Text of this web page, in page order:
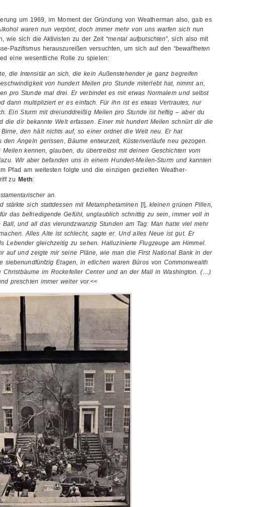
um 1969, im Moment der Gründung von Weatherman also, gab es
waren nun verpönt, doch immer mehr von uns warfen sich nun
wie sich die Aktivisten zu der Zeit “mental aufputschten”, sich also mit
Pazifismus herauszureißen versuchten, um sich auf den “bewaffneten
eine wesentliche Rolle zu spielen:
die Intensität an sich, die kein Außenstehender je ganz begreifen
von hundert Meilen pro Stunde miterlebt hat, nimmt an,
pro Stunde mal drei. Er verbindet es mit etwas Normalem und selbst
dann multipliziert er es einfach. Für ihn ist es etwas Vertrautes, nur
Ein Sturm mit dreiunddreißig Meilen pro Stunde ist heftig – aber du
die dir bekannte Welt erfassen. Einer mit hundert Meilen schnürt dir die
den hält nichts auf, so einer ordnet die Welt neu. Er hat
Angeln gerissen, Bäume entwurzelt, Küstenverläufe neu gezogen.
kennen, glauben, du übertreibst mit deinen Geschichten vom
Wir aber befanden uns in einem Hundert-Meilen-Sturm und kannten
Pfad am weitesten folgte und die einzigen gezielten Weather-
zu Meth:
an.
sich stattdessen mit Metamphetaminen [!], kleinen grünen Pillen,
das befriedigende Gefühl, unglaublich schnittig zu sein, immer voll in
und all das vierundzwanzig Stunden am Tag: Man hatte viel mehr
Alles Alte ist schlecht, sagte er. Und alles Neue ist gut. Er
Lebender gleichzeitig zu sehen. Halluzinierte Flugzeuge am Himmel.
auf und zeigte mir seine Pläne, wie man die First National Bank in der
Etagen, in etlichen waren Büros von Commonwealth
Christbäume im Rockefeller Center und an der Mall in Washington. (…)
preschten immer weiter vor.<<